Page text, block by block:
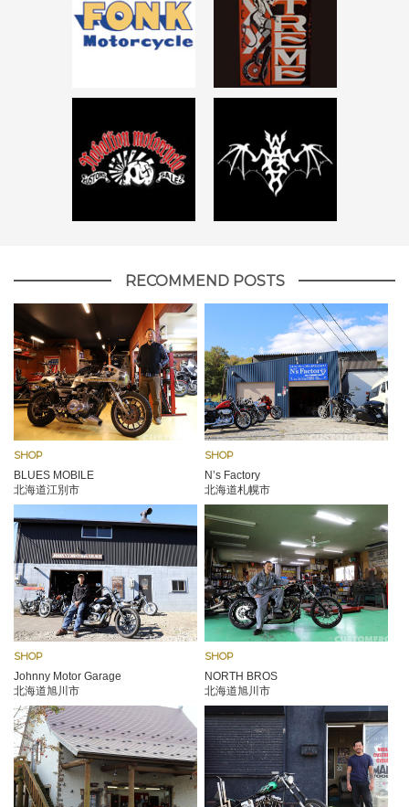
RECOMMEND POSTS
SHOP
BLUES MOBILE
北海道江別市
SHOP
N’s Factory
北海道札幌市
SHOP
Johnny Motor Garage
北海道旭川市
SHOP
NORTH BROS
北海道旭川市